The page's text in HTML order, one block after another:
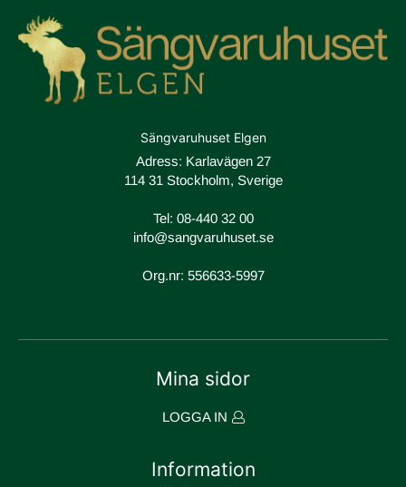
Sängvaruhuset Elgen
Adress: Karlavägen 27
114 31 Stockholm, Sverige
Tel: 08-440 32 00
info@sangvaruhuset.se
Org.nr: 556633-5997
Mina sidor
LOGGA IN
Information